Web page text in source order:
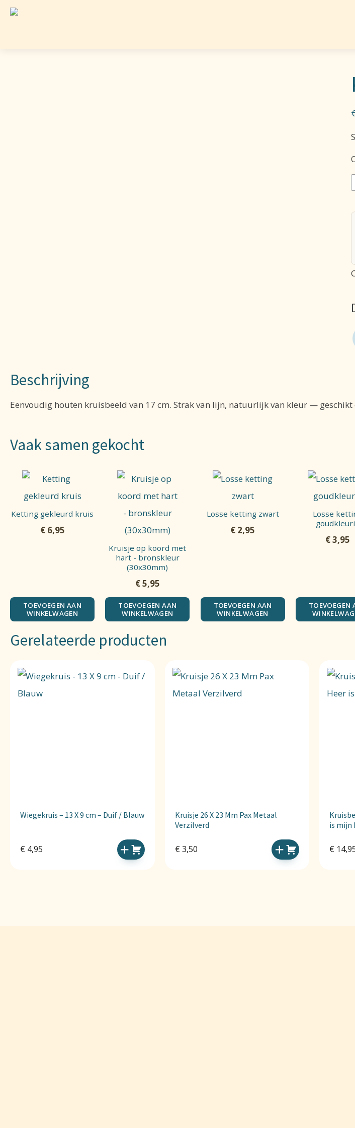
Beschrijving
Eenvoudig houten kruisbeeld van 17 cm. Strak van lijn, natuurlijk van kleur —
Vaak samen gekocht
Ketting gekleurd kruis
€6,95
TOEVOEGEN AAN
WINKELWAGEN
Kruisje op koord met
hart - bronskleur
(30x30mm)
€5,95
TOEVOEGEN AAN
WINKELWAGEN
Losse ketting zwart
€ 2,95
TOEVOEGEN AAN
WINKELWAGEN
Losse
€3,95
TOEVOEGEN
Gerelateerde producten
Wiegekruis – 13 X 9 cm – Duif / Blauw
€ 4,95
Kruisje 26 X 23 Mm Pax Metaal
Verzilverd
€ 3,50
is mijn
€